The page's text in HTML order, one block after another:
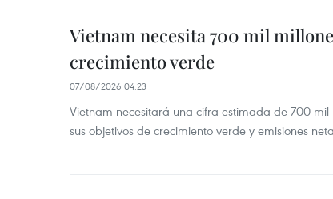
Vietnam necesita 700 mil
crecimiento verde
07/08/2026 04:23
Vietnam necesitará una cifra estimada de 700
sus objetivos de crecimiento verde y emisiones